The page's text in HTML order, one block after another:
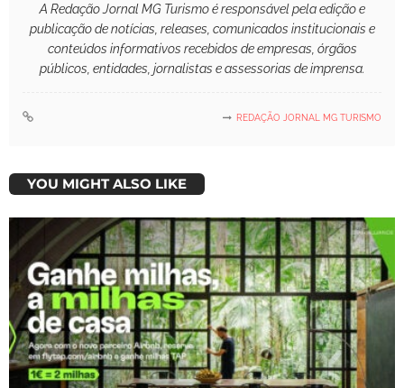
A Redação Jornal MG Turismo é responsável pela edição e
publicação de notícias, releases, comunicados institucionais e
conteúdos informativos recebidos de empresas, órgãos
públicos, entidades, jornalistas e assessorias de imprensa.
REDAÇÃO JORNAL MG TURISMO
YOU MIGHT ALSO LIKE